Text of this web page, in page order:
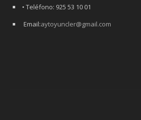
• Teléfono: 925 53 10 01
Email:aytoyuncler@gmail.com